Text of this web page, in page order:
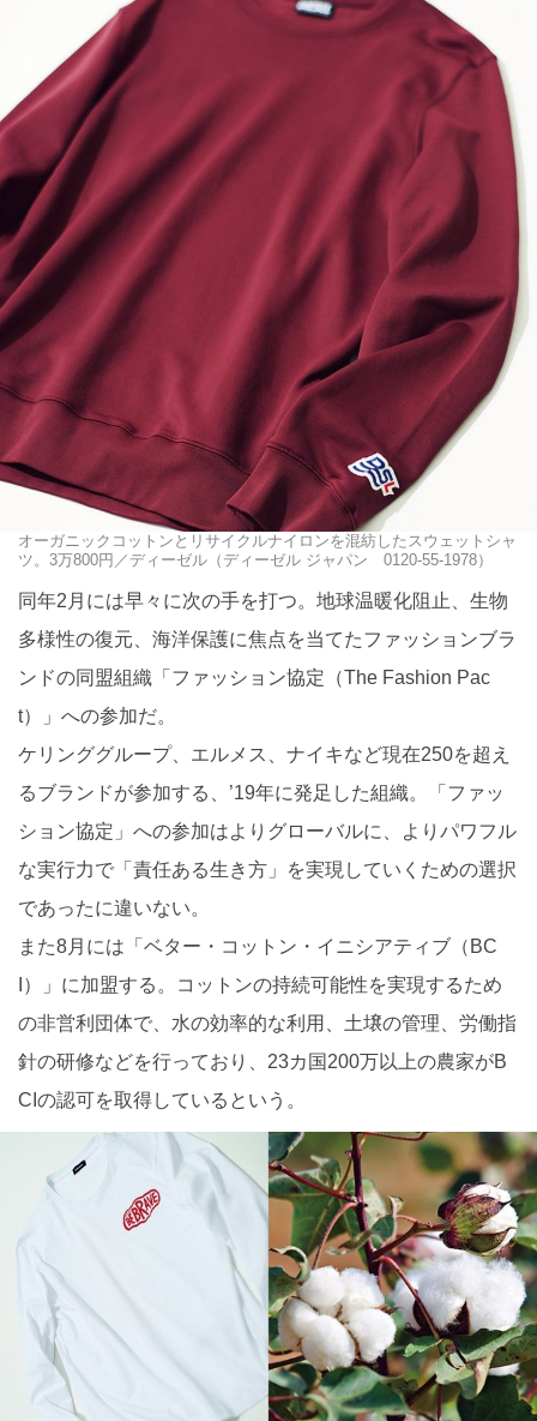
オーガニックコットンとリサイクルナイロンを混紡したスウェットシャ
ツ。3万800円／ディーゼル（ディーゼル ジャパン 0120-55-1978）
同年2月には早々に次の手を打つ。地球温暖化阻止、生物
多様性の復元、海洋保護に焦点を当てたファッションブラ
ンドの同盟組織「ファッション協定（The Fashion Pac
t）」への参加だ。
ケリンググループ、エルメス、ナイキなど現在250を超え
るブランドが参加する、’19年に発足した組織。「ファッ
ション協定」への参加はよりグローバルに、よりパワフル
な実行力で「責任ある生き方」を実現していくための選択
であったに違いない。
また8月には「ベター・コットン・イニシアティブ（BC
I）」に加盟する。コットンの持続可能性を実現するため
の非営利団体で、水の効率的な利用、土壌の管理、労働指
針の研修などを行っており、23カ国200万以上の農家がB
CIの認可を取得しているという。